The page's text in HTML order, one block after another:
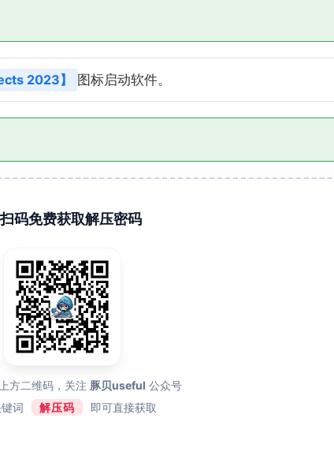
2023】 图标启动软件。
码免费获取解压密码
方二维码，关注 豚贝useful 公众号
词
解压码 即可直接获取